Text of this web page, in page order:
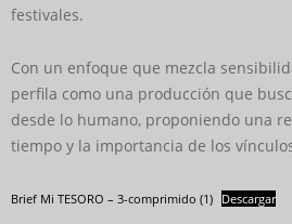
festivales.
Con un enfoque que mezcla
perfila como una producción que
desde lo humano, proponiendo una
tiempo y la importancia de los
Brief Mi TESORO – 3-comprimido (1) Descargar